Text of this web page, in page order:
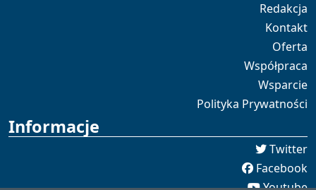
Redakcja
Kontakt
Oferta
Współpraca
Wsparcie
Polityka Prywatności
Informacje
Twitter
Facebook